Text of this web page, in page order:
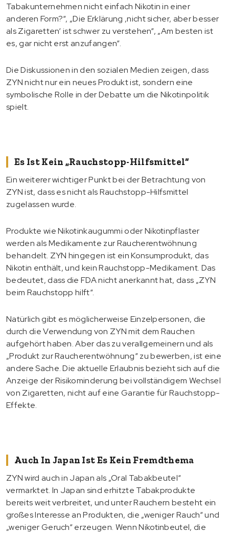
Tabakunternehmen nicht einfach Nikotin in einer
anderen Form?“, „Die Erklärung ‚nicht sicher, aber besser
als Zigaretten‘ ist schwer zu verstehen“, „Am besten ist
es, gar nicht erst anzufangen“.
Die Diskussionen in den sozialen Medien zeigen, dass
ZYN nicht nur ein neues Produkt ist, sondern eine
symbolische Rolle in der Debatte um die Nikotinpolitik
spielt.
Es Ist Kein „Rauchstopp-Hilfsmittel“
Ein weiterer wichtiger Punkt bei der Betrachtung von
ZYN ist, dass es nicht als Rauchstopp-Hilfsmittel
zugelassen wurde.
Produkte wie Nikotinkaugummi oder Nikotinpflaster
werden als Medikamente zur Raucherentwöhnung
behandelt. ZYN hingegen ist ein Konsumprodukt, das
Nikotin enthält, und kein Rauchstopp-Medikament. Das
bedeutet, dass die FDA nicht anerkannt hat, dass „ZYN
beim Rauchstopp hilft“.
Natürlich gibt es möglicherweise Einzelpersonen, die
durch die Verwendung von ZYN mit dem Rauchen
aufgehört haben. Aber das zu verallgemeinern und als
„Produkt zur Raucherentwöhnung“ zu bewerben, ist eine
andere Sache. Die aktuelle Erlaubnis bezieht sich auf die
Anzeige der Risikominderung bei vollständigem Wechsel
von Zigaretten, nicht auf eine Garantie für Rauchstopp-
Effekte.
Auch In Japan Ist Es Kein Fremdthema
ZYN wird auch in Japan als „Oral Tabakbeutel“
vermarktet. In Japan sind erhitzte Tabakprodukte
bereits weit verbreitet, und unter Rauchern besteht ein
großes Interesse an Produkten, die „weniger Rauch“ und
„weniger Geruch“ erzeugen. Wenn Nikotinbeutel, die